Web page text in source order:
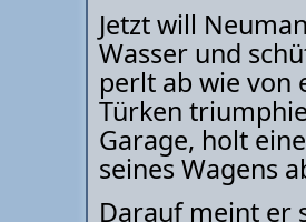
Jetzt will
Wasser und
perlt ab wie von
Türken
Garage, holt
seines Wagens
Darauf meint er